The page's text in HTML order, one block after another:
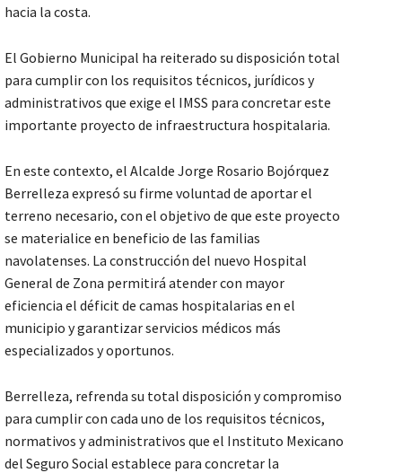
hacia la costa.
El Gobierno Municipal ha reiterado su disposición total
para cumplir con los requisitos técnicos, jurídicos y
administrativos que exige el IMSS para concretar este
importante proyecto de infraestructura hospitalaria.
En este contexto, el Alcalde Jorge Rosario Bojórquez
Berrelleza expresó su firme voluntad de aportar el
terreno necesario, con el objetivo de que este proyecto
se materialice en beneficio de las familias
navolatenses. La construcción del nuevo Hospital
General de Zona permitirá atender con mayor
eficiencia el déficit de camas hospitalarias en el
municipio y garantizar servicios médicos más
especializados y oportunos.
Berrelleza, refrenda su total disposición y compromiso
para cumplir con cada uno de los requisitos técnicos,
normativos y administrativos que el Instituto Mexicano
del Seguro Social establece para concretar la